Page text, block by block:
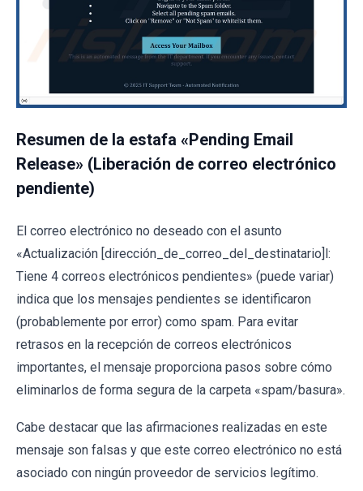
Resumen de la estafa «Pending Email
Release» (Liberación de correo electrónico
pendiente)
El correo electrónico no deseado con el asunto
«Actualización [dirección_de_correo_del_destinatario]l:
Tiene 4 correos electrónicos pendientes» (puede variar)
indica que los mensajes pendientes se identificaron
(probablemente por error) como spam. Para evitar
retrasos en la recepción de correos electrónicos
importantes, el mensaje proporciona pasos sobre cómo
eliminarlos de forma segura de la carpeta «spam/basura».
Cabe destacar que las afirmaciones realizadas en este
mensaje son falsas y que este correo electrónico no está
asociado con ningún proveedor de servicios legítimo.